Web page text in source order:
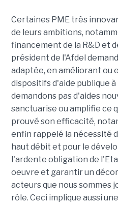
Certaines PME très
de leurs ambitions,
financement de la R&D et
président de l'Afdel
adaptée, en améliorant ou
dispositifs d'aide publique
demandons pas d'aides
sanctuarise ou amplifie ce
prouvé son efficacité,
enfin rappelé la nécessité
haut débit et pour le
l'ardente obligation de
oeuvre et garantir un
acteurs que nous sommes
rôle. Ceci implique aussi